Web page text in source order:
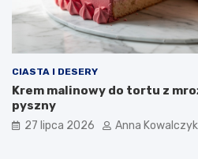
CIASTA I DESERY
Krem malinowy do tortu z
pyszny
27 lipca 2026 Anna Kowalczyk